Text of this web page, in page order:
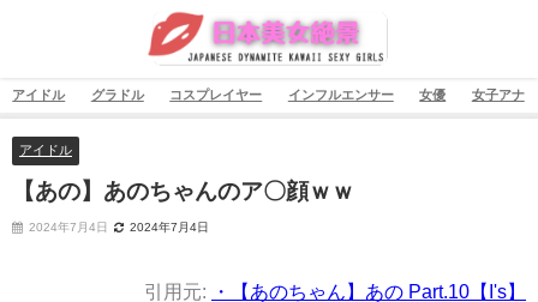
アイドル グラドル コスプレイヤー インフルエンサー 女優 女子アナ
アイドル
【あの】あのちゃんのア〇顔ｗｗ
2024年7月4日 2024年7月4日
引用元: ・【あのちゃん】あの Part.10【I's】